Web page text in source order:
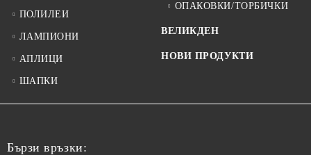
ПОЛИЛЕИ
ЛАМПИОНИ
АПЛИЦИ
ШАПКИ
ОПАКОВКИ/ТОРБИЧКИ
ВЕЛИКДЕН
НОВИ ПРОДУКТИ
Бързи връзки: